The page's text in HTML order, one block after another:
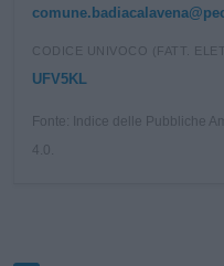
CODICE UNIVOCO (FATT.
UFV5KL
Fonte: Indice delle Pubbliche